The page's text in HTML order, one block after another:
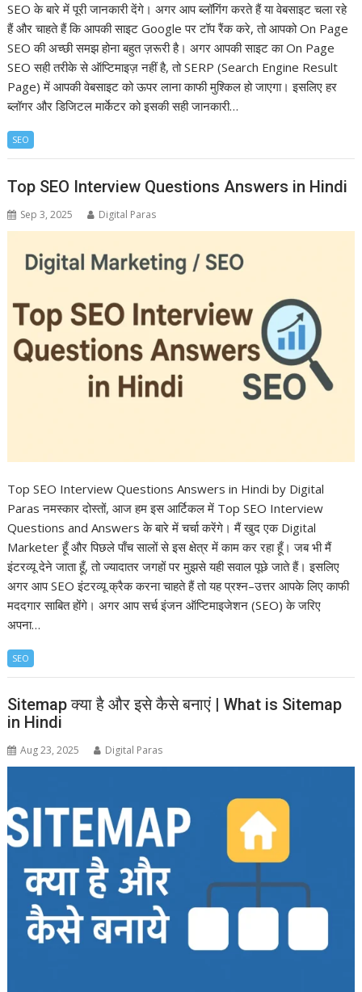
SEO के बारे में पूरी जानकारी देंगे। अगर आप ब्लॉगिंग करते हैं या वेबसाइट चला रहे
हैं और चाहते हैं कि आपकी साइट Google पर टॉप रैंक करे, तो आपको On Page
SEO की अच्छी समझ होना बहुत ज़रूरी है। अगर आपकी साइट का On Page
SEO सही तरीके से ऑप्टिमाइज़ नहीं है, तो SERP (Search Engine Result
Page) में आपकी वेबसाइट को ऊपर लाना काफी मुश्किल हो जाएगा। इसलिए हर
ब्लॉगर और डिजिटल मार्केटर को इसकी सही जानकारी…
SEO
Top SEO Interview Questions Answers in Hindi
Sep 3, 2025 Digital Paras
Top SEO Interview Questions Answers in Hindi by Digital
Paras नमस्कार दोस्तों, आज हम इस आर्टिकल में Top SEO Interview
Questions and Answers के बारे में चर्चा करेंगे। मैं खुद एक Digital
Marketer हूँ और पिछले पाँच सालों से इस क्षेत्र में काम कर रहा हूँ। जब भी मैं
इंटरव्यू देने जाता हूँ, तो ज्यादातर जगहों पर मुझसे यही सवाल पूछे जाते हैं। इसलिए
अगर आप SEO इंटरव्यू क्रैक करना चाहते हैं तो यह प्रश्न–उत्तर आपके लिए काफी
मददगार साबित होंगे। अगर आप सर्च इंजन ऑप्टिमाइजेशन (SEO) के जरिए
अपना…
SEO
Sitemap क्या है और इसे कैसे बनाएं | What is Sitemap
in Hindi
Aug 23, 2025 Digital Paras